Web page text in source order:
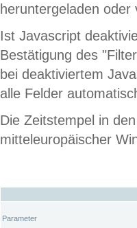
heruntergeladen oder
Ist Javascript
Bestätigung des
bei deaktiviertem
alle Felder
Die Zeitstempel in
mitteleuropäischer
Parameter